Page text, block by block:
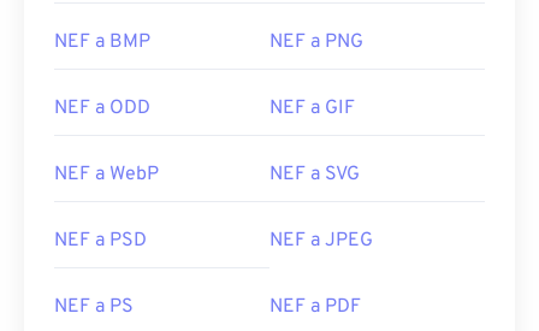
NEF a BMP NEF a PNG
NEF a ODD NEF a GIF
NEF a WebP NEF a SVG
NEF a PSD NEF a JPEG
NEF a PS NEF a PDF